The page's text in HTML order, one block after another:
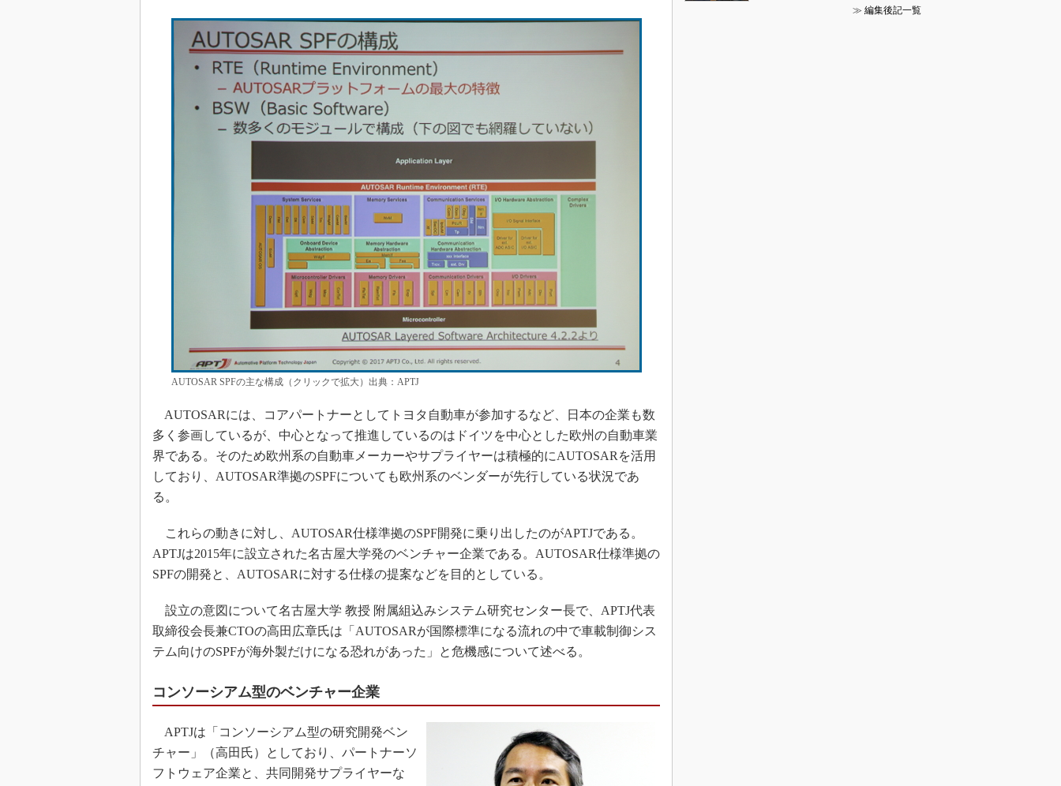
AUTOSAR SPFの主な構成（クリックで拡大）出典：APTJ
AUTOSARには、コアパートナーとしてトヨタ自動車が参加するなど、日本の企業も数
多く参画しているが、中心となって推進しているのはドイツを中心とした欧州の自動車業
界である。そのため欧州系の自動車メーカーやサプライヤーは積極的にAUTOSARを活用
しており、AUTOSAR準拠のSPFについても欧州系のベンダーが先行している状況であ
る。
これらの動きに対し、AUTOSAR仕様準拠のSPF開発に乗り出したのがAPTJである。
APTJは2015年に設立された名古屋大学発のベンチャー企業である。AUTOSAR仕様準拠の
SPFの開発と、AUTOSARに対する仕様の提案などを目的としている。
設立の意図について名古屋大学 教授 附属組込みシステム研究センター長で、APTJ代表
取締役会長兼CTOの高田広章氏は「AUTOSARが国際標準になる流れの中で車載制御シス
テム向けのSPFが海外製だけになる恐れがあった」と危機感について述べる。
コンソーシアム型のベンチャー企業
APTJは「コンソーシアム型の研究開発ベン
チャー」（高田氏）としており、パートナーソ
フトウェア企業と、共同開発サプライヤーな
≫ 編集後記一覧